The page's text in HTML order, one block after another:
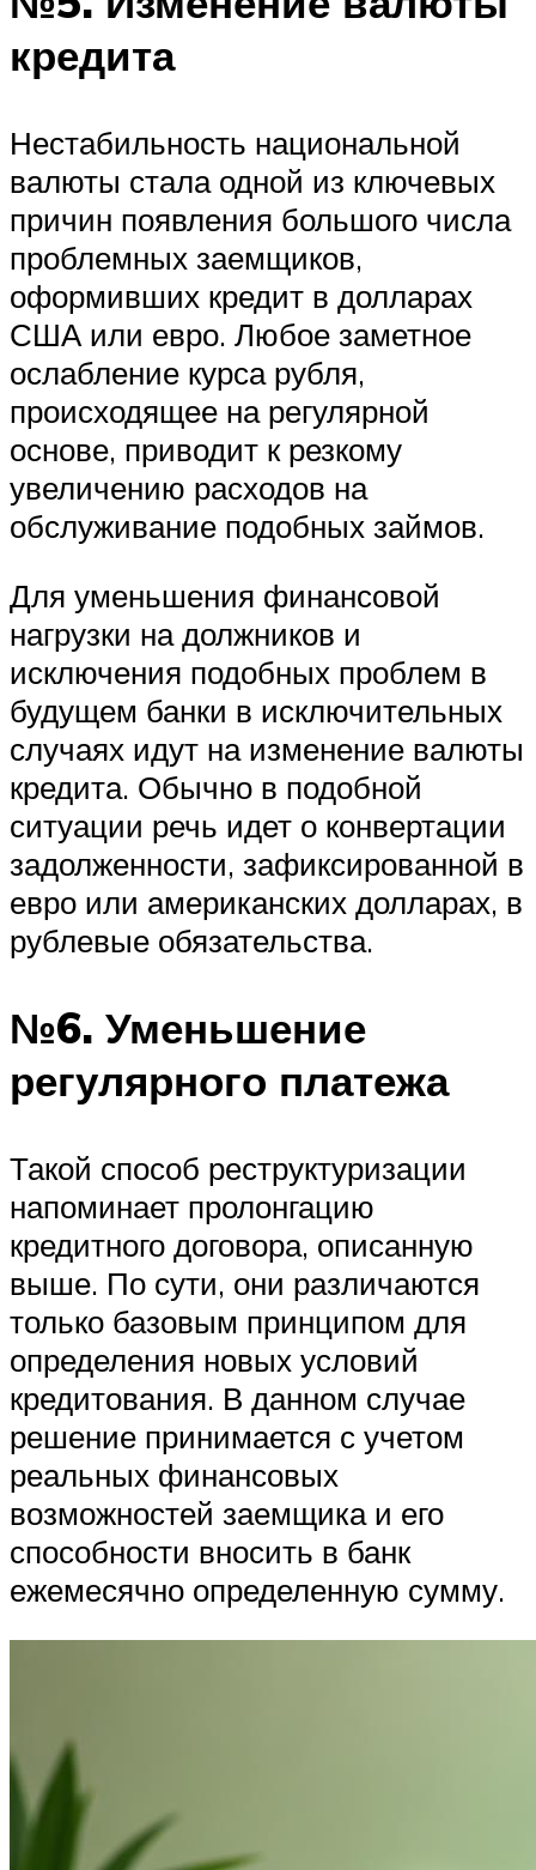
кредита
Нестабильность национальной
валюты стала одной из ключевых
причин появления большого числа
проблемных заемщиков,
оформивших кредит в долларах
США или евро. Любое заметное
ослабление курса рубля,
происходящее на регулярной
основе, приводит к резкому
увеличению расходов на
обслуживание подобных займов.
Для уменьшения финансовой
нагрузки на должников и
исключения подобных проблем в
будущем банки в исключительных
случаях идут на изменение валюты
кредита. Обычно в подобной
ситуации речь идет о конвертации
задолженности, зафиксированной в
евро или американских долларах, в
рублевые обязательства.
№6. Уменьшение
регулярного платежа
Такой способ реструктуризации
напоминает пролонгацию
кредитного договора, описанную
выше. По сути, они различаются
только базовым принципом для
определения новых условий
кредитования. В данном случае
решение принимается с учетом
реальных финансовых
возможностей заемщика и его
способности вносить в банк
ежемесячно определенную сумму.